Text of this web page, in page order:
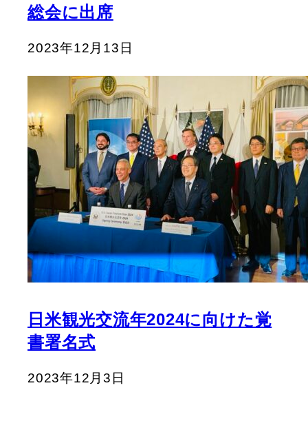
総会に出席
2023年12月13日
日米観光交流年2024に向けた覚
書署名式
2023年12月3日